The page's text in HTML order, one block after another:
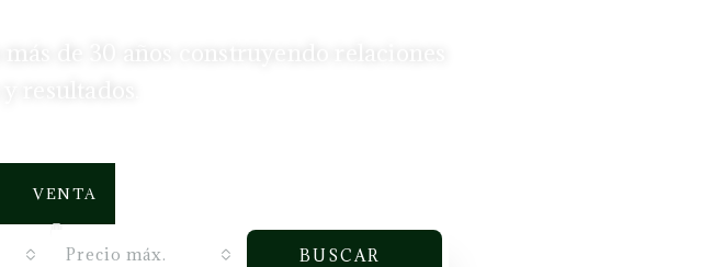
VENTA
Precio máx. BUSCAR